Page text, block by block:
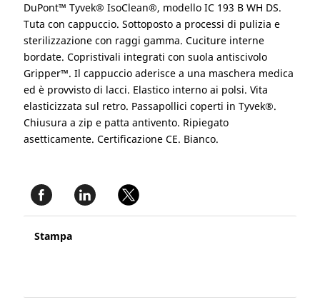
DuPont™ Tyvek® IsoClean®, modello IC 193 B WH DS.
Tuta con cappuccio. Sottoposto a processi di pulizia e
sterilizzazione con raggi gamma. Cuciture interne
bordate. Copristivali integrati con suola antiscivolo
Gripper™. Il cappuccio aderisce a una maschera medica
ed è provvisto di lacci. Elastico interno ai polsi. Vita
elasticizzata sul retro. Passapollici coperti in Tyvek®.
Chiusura a zip e patta antivento. Ripiegato
asetticamente. Certificazione CE. Bianco.
Stampa